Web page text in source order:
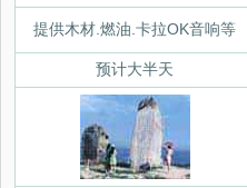
提供木材.燃油.卡拉OK音响等
预计大半天